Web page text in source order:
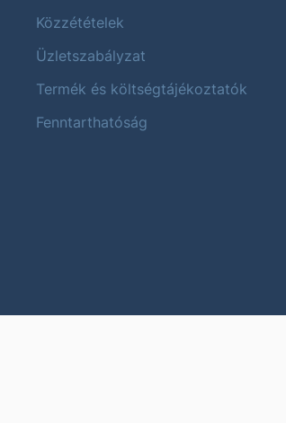
Közzétételek
Üzletszabályzat
Termék és költségtájékoztatók
Fenntarthatóság